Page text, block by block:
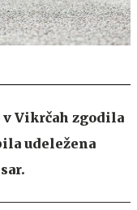
v Vikrčah zgodila
udeležena